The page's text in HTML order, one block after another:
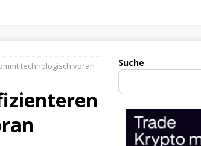
technologisch voran Suche